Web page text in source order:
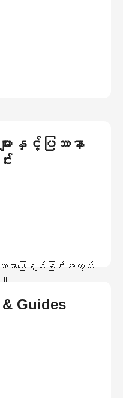
များနှင့်ပြဿနာ
း
ြဿနာဖြေရှင်းခြင်းအတွက်
Guides